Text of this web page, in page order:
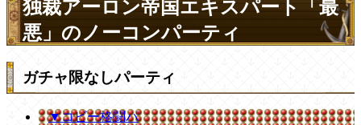
独裁アーロン帝国エキスパート「最
悪」のノーコンパーティ
ガチャ限なしパーティ
▼コビー格闘パ